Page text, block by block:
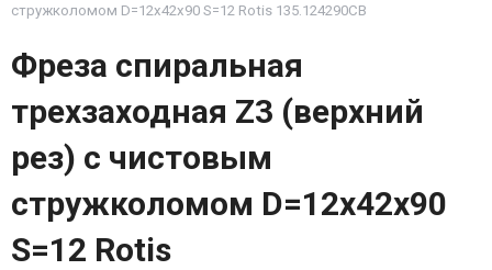
стружколомом D=12x42x90 S=12 Rotis 135.124290CB
Фреза спиральная
трехзаходная Z3 (верхний
рез) с чистовым
стружколомом D=12x42x90
S=12 Rotis